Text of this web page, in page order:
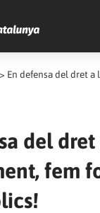
> En defensa del dret a
del dret
fem